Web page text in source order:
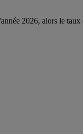
2026, alors le